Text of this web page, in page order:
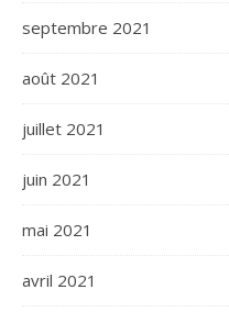
septembre 2021
août 2021
juillet 2021
juin 2021
mai 2021
avril 2021